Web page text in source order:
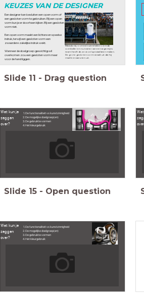
Een designer kan besluiten een open vorm of
een gesloten vorm te gebruiken. Bij een open
vorm kun je er doorheen kijken. Bij een gesloten
vorm niet.
Een open vorm maakt een lichtere en speelse
indruk, terwijl een gesloten vorm een
zwaardere zakelijke indruk wekt.
Wanneer de doelgroep gewichtig wil
overkomen zou een gesloten vorm meer
voor de hand liggen.
KEUZES VAN DE DESIGNER
Maradona, ooit een wereld beroemde
voetballer en nu trainer van een argentijns
team heeft deze stoel speciaal laten maken.
De grote gesloten vorm straalt uit dat hij
macht en aanzien uit.
Slide 11 - Drag question
Wat kun je
zeggen
over?
De functionaliteit vs kunstzinnigheid
De mogelijke doelgroep(en)
De gebruikte vormen
Het kleurgebruik
Slide 15 - Open question
Wat kun je
zeggen
over?
De functionaliteit vs kunstzinnigheid
De mogelijke doelgroep(en)
De gebruikte vormen
Het kleurgebruik